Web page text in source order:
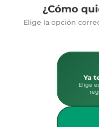
¿Cómo
Elige la opción
Ya
Elige